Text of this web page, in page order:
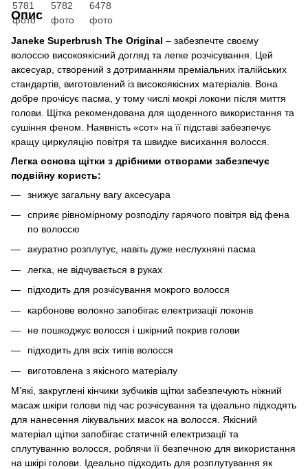
Опис
Janeke Superbrush The Original – забезпечте своєму
волоссю високоякісний догляд та легке розчісування. Цей
аксесуар, створений з дотриманням преміальних італійських
стандартів, виготовлений із високоякісних матеріалів. Вона
добре прочісує пасма, у тому числі мокрі локони після миття
голови. Щітка рекомендована для щоденного використання та
сушіння феном. Наявність «сот» на її підставі забезпечує
кращу циркуляцію повітря та швидке висихання волосся.
Легка основа щітки з дрібними отворами забезпечує
подвійну користь:
знижує загальну вагу аксесуара
сприяє рівномірному розподілу гарячого повітря від фена
по волоссю
акуратно розплутує, навіть дуже неслухняні пасма
легка, не відчувається в руках
підходить для розчісування мокрого волосся
карбонове волокно запобігає електризації локонів
не пошкоджує волосся і шкірний покрив голови
підходить для всіх типів волосся
виготовлена з якісного матеріалу
М’які, закруглені кінчики зубчиків щітки забезпечують ніжний
масаж шкіри голови під час розчісування та ідеально підходять
для нанесення лікувальних масок на волосся. Якісний
матеріал щітки запобігає статичній електризації та
сплутуванню волосся, роблячи її безпечною для використання
на шкірі голови. Ідеально підходить для розплутування як